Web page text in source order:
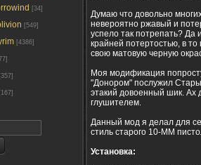
[34]
[549]
[4386]
[357]
[167]
Думаю что довольно
невероятно ржавый и
успело так потрепать? Да
крайней потертостью, в
свою матовую черную
Моя модификация
"Донором" послужил
этакий довоенный шик. Ах
глушителем.
Данный мод я делал для
стиль старого 10-ММ
Установка: